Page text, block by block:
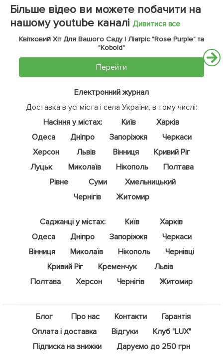
Більше відео ви можете побачити на
нашому youtube каналі Дивитися все
Квітковий Хіт Для Вашого Саду | Ліатріс "Rose Purple" та
"Kobold"
Перейти
Електронний журнал
Доставка в усі міста і села України, в тому числі:
Насіння у містах:
Київ
Харків
Одеса
Дніпро Запоріжжя
Черкаси
Херсон
Львів Вінниця
Кривий Ріг
Луцьк
Миколаїв Нікополь
Полтава
Рівне
Суми
Хмельницький
Чернігів
Житомир
Саджанці у містах: Київ
Харків
Одеса
Дніпро Запоріжжя
Черкаси
Вінниця
Миколаїв Нікополь
Чернівці
Кривий Ріг
Кременчук
Львів
Полтава
Херсон Чернігів Житомир
Блог Про нас Контакти
Гарантія
Оплата і доставка
Відгуки
Клуб "LUX"
Підписка на знижки
Даруємо до 250 грн